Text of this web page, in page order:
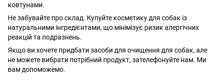
ковтунами.
Не забувайте про склад. Купуйте косметику для собак із
натуральними інгредієнтами, що мінімізує ризик алергічних
реакцій та подразнень.
Якщо ви хочете придбати засоби для очищення для собак, але
не можете вибрати потрібний продукт, зателефонуйте нам. Ми
вам допоможемо.